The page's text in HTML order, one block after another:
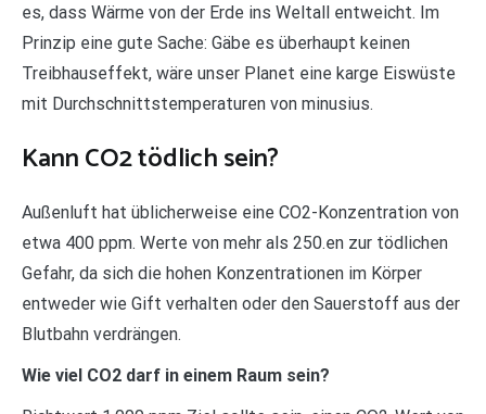
es, dass Wärme von der Erde ins Weltall entweicht. Im
Prinzip eine gute Sache: Gäbe es überhaupt keinen
Treibhauseffekt, wäre unser Planet eine karge Eiswüste
mit Durchschnittstemperaturen von minusius.
Kann CO2 tödlich sein?
Außenluft hat üblicherweise eine CO2-Konzentration von
etwa 400 ppm. Werte von mehr als 250.en zur tödlichen
Gefahr, da sich die hohen Konzentrationen im Körper
entweder wie Gift verhalten oder den Sauerstoff aus der
Blutbahn verdrängen.
Wie viel CO2 darf in einem Raum sein?